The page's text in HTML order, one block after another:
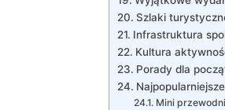
Szlaki
Infrastruktura
Kultura
Porady dla⁣
Mini